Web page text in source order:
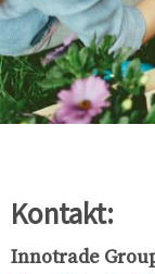
Kontakt:
Innotrade